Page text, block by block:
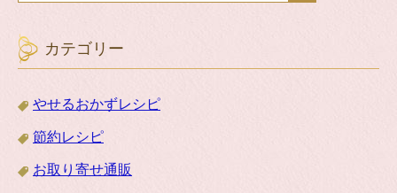
カテゴリー
やせるおかずレシピ
節約レシピ
お取り寄せ通販